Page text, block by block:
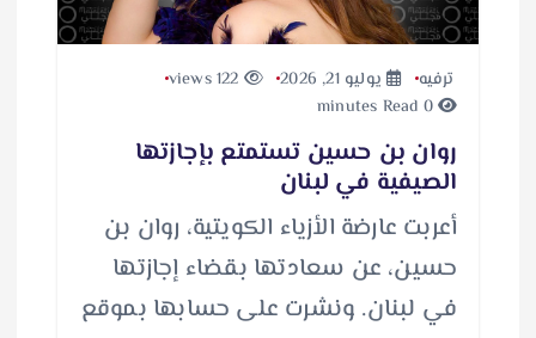
ترفيه يوليو 21, 2026
0 minutes Read
روان بن حسين تستمتع بإجازتها
الصيفية في لبنان
أعربت عارضة الأزياء الكويتية، روان بن
حسين، عن سعادتها بقضاء إجازتها
في لبنان. ونشرت على حسابها بموقع